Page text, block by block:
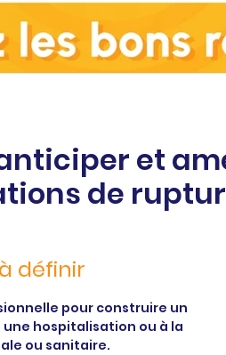
anticiper et
de
définir
pour construire un
hospitalisation ou à la
ou sanitaire.